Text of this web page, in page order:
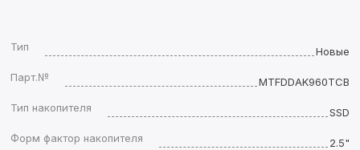
Тип
Новые
Парт.№
MTFDDAK960TCB
Тип накопителя
SSD
Форм фактор накопителя
2.5"